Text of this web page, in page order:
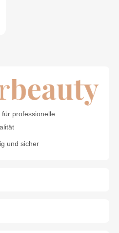
professionelle
und sicher